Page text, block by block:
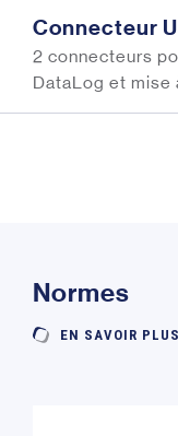
Connecteur
2 connecteurs
DataLog et mise
Normes
EN SAVOIR